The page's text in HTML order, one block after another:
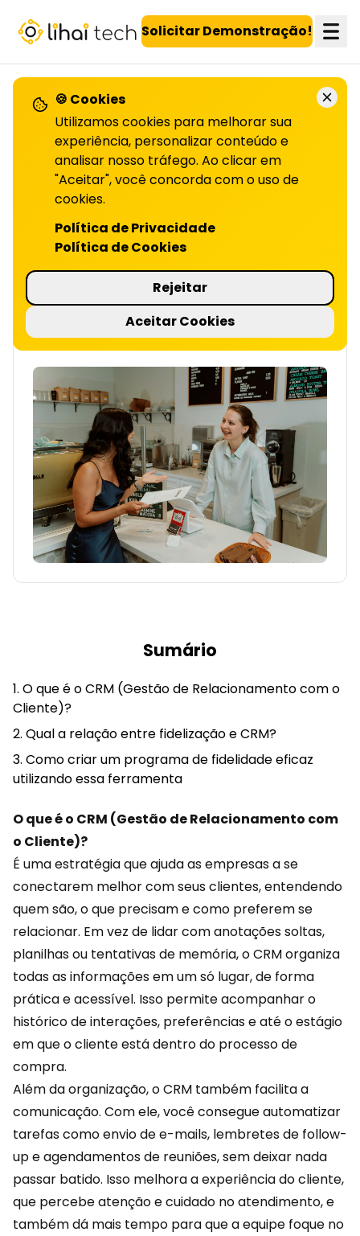
LiHai - Página inicial Solicitar Demonstração!
VOLTAR PARA O BLOG
Fidelização e CRM: como
utilizar
AS DUAS ESTRATÉGIAS | LIHAI
com clientes, tornando os programas de
fidelidade mais eficazes e personalizados. Leia
o artigo completo!
4 minutos de leitura
Sumário
O que é o CRM (Gestão de Relacionamento com o
Cliente)?
Qual a relação entre fidelização e CRM?
Como criar um programa de fidelidade eficaz
utilizando essa ferramenta
O que é o CRM (Gestão de Relacionamento com
o Cliente)?
É uma estratégia que ajuda as empresas a se
conectarem melhor com seus clientes, entendendo
quem são, o que precisam e como preferem se
relacionar. Em vez de lidar com anotações soltas,
planilhas ou tentativas de memória, o CRM organiza
todas as informações em um só lugar, de forma
prática e acessível. Isso permite acompanhar o
histórico de interações, preferênciase até o estágio
em que o cliente está dentro do processo de
compra.
Além da organização, o CRM também facilita a
comunicação. Com ele, você consegue automatizar
tarefas como envio de e-mails, lembretes de follow-
up e agendamentos de reuniões, sem deixar nada
passar batido. Isso melhora aexperiênciado cliente,
que percebe atenção e cuidado no atendimento, e
também dá mais tempo para que a equipe foque no
🍪 Cookies
Utilizamos cookies para melhorar sua
experiência, personalizar conteúdo e
analisar nosso tráfego. Ao clicar em
"Aceitar", você concorda com o uso de
cookies.
Política de Privacidade
Política de Cookies
Rejeitar
Aceitar Cookies